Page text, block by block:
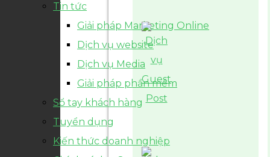
Tin tức
Giải pháp Marketing Online
Dịch vụ website
Dịch vụ Media
Giải pháp phần mềm
Sổ tay khách hàng
Tuyển dụng
Kiến thức doanh nghiệp